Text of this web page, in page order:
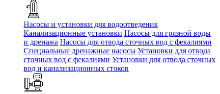
Насосы и установки для водоотведения
Канализационные установки Насосы для грязной воды
и дренажа Насосы для отвода сточных вод c фекалиями
Специальные дренажные насосы Установки для отвода
сточных вод c фекалиями Установки для отвода сточных
вод и канализационных стоков